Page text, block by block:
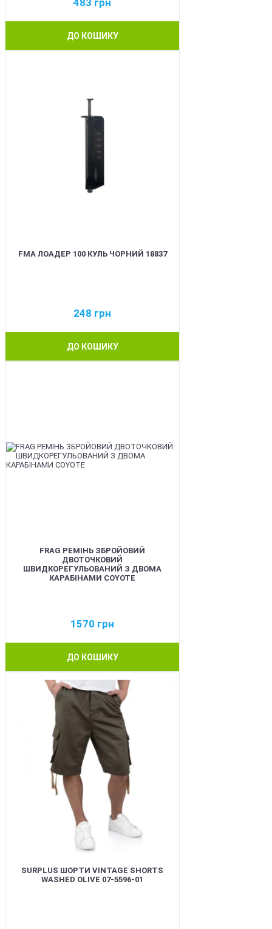
483 грн
ДО КОШИКУ
FMA ЛОАДЕР 100 КУЛЬ ЧОРНИЙ 18837
248 грн
ДО КОШИКУ
FRAG РЕМІНЬ ЗБРОЙОВИЙ
ДВОТОЧКОВИЙ
ШВИДКОРЕГУЛЬОВАНИЙ З ДВОМА
КАРАБІНАМИ COYOTE
1570 грн
ДО КОШИКУ
SURPLUS ШОРТИ VINTAGE SHORTS
WASHED OLIVE 07-5596-01